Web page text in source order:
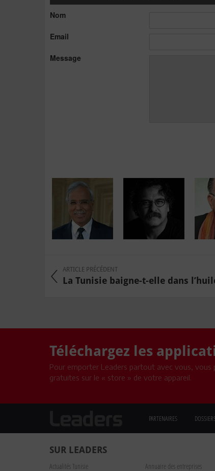
Nom
Email
Message
ARTICLE PRÉCÉDENT
La Tunisie baigne-t-elle dans
Téléchargez les
Pour emporter Leaders partout avec vous, vous
gratuites sur le « store » de votre appareil.
PARTENAIRES
SUR LEADERS
Actualités Tunisie Annuaire des entreprises